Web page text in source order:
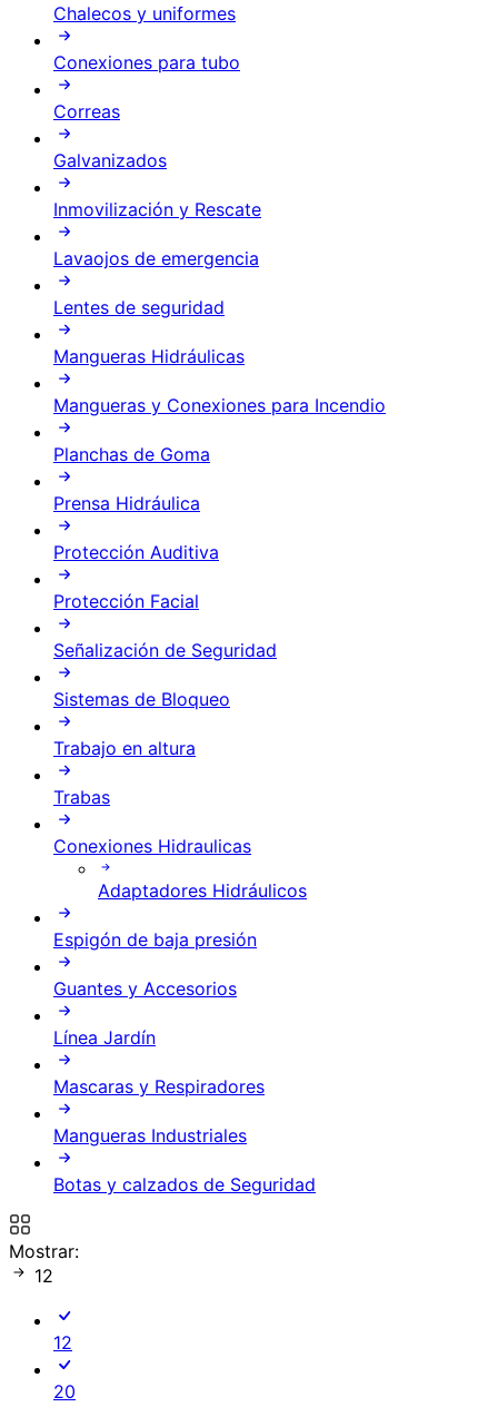
Chalecos y uniformes
Conexiones para tubo
Correas
Galvanizados
Inmovilización y Rescate
Lavaojos de emergencia
Lentes de seguridad
Mangueras Hidráulicas
Mangueras y Conexiones para Incendio
Planchas de Goma
Prensa Hidráulica
Protección Auditiva
Protección Facial
Señalización de Seguridad
Sistemas de Bloqueo
Trabajo en altura
Trabas
Conexiones Hidraulicas
Adaptadores Hidráulicos
Espigón de baja presión
Guantes y Accesorios
Línea Jardín
Mascaras y Respiradores
Mangueras Industriales
Botas y calzados de Seguridad
Mostrar:
12
12
20